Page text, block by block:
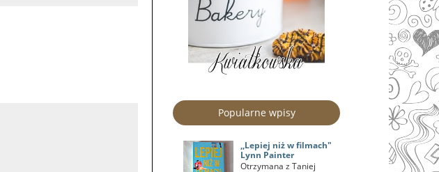
Popularne wpisy
,,Lepiej niż w filmach"
Lynn Painter
Otrzymana z Taniej